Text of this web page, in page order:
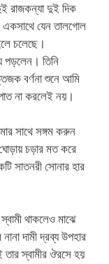
রাজকন্যা দুই দিক
একসাথে যেন তালগোল
চলেছে।
পড়লেন। তিনি
বর্ণনা শুনে আমি
না করলেই নয়।
সাথে সঙ্গম করুন
চড়ার মত করে
সাতনরী সোনার হার
থাকলেও মাঝে
দামী দ্রব্য উপহার
স্বামীর ঔরসে হয়